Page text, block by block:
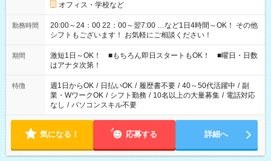
オフィス・学校など
勤務時間
20:00～24：00 22：00～翌7:00 …など1日4時間～OK！ その他
シフトもございます！ お気軽にご相談ください！
期間
激短1日～OK！ ■もちろん即日スタートもOK！ ■曜日・日数
はアナタ次第！
特徴 週1日からOK / 日払いOK / 履歴書不要 / 40～50代活躍中 / 副
業・WワークOK / シフト勤務 / 10名以上の大量募集 / 電話対応
なし / パソコンスキル不要
気になる！ 応募する 詳細へ